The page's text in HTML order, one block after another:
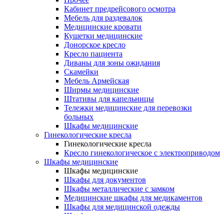
Кабинет предрейсового осмотра
Мебель для раздевалок
Медицинские кровати
Кушетки медицинские
Донорское кресло
Кресло пациента
Диваны для зоны ожидания
Скамейки
Мебель Армейская
Ширмы медицинские
Штативы для капельницы
Тележки медицинские для перевозки
больных
Шкафы медицинские
Гинекологические кресла
Гинекологические кресла
Кресло гинекологическое с электроприводом
Шкафы медицинские
Шкафы медицинские
Шкафы для документов
Шкафы металлические с замком
Медицинские шкафы для медикаментов
Шкафы для медицинской одежды